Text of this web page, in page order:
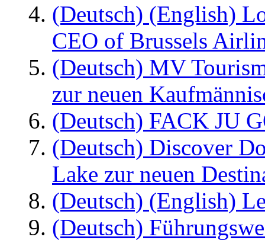
(Deutsch) (English)
CEO of Brussels
(Deutsch) MV
zur neuen
(Deutsch) FACK JU
(Deutsch) Discover
Lake zur neuen
(Deutsch) (English)
(Deutsch)